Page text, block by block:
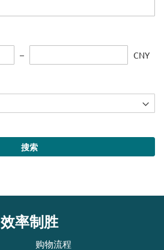
CNY
搜索
效率制胜
购物流程